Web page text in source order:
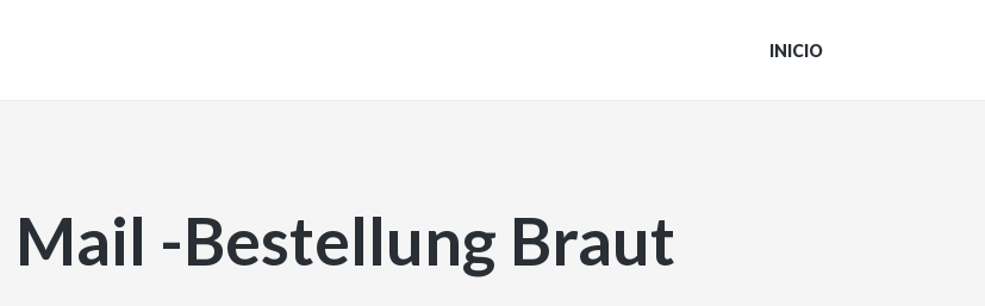
INICIO
Mail -Bestellung Braut